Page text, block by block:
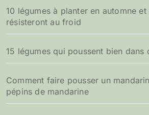
10 légumes à planter en automne
résisteront au froid
15 légumes qui poussent bien dans
Comment faire pousser un
pépins de mandarine